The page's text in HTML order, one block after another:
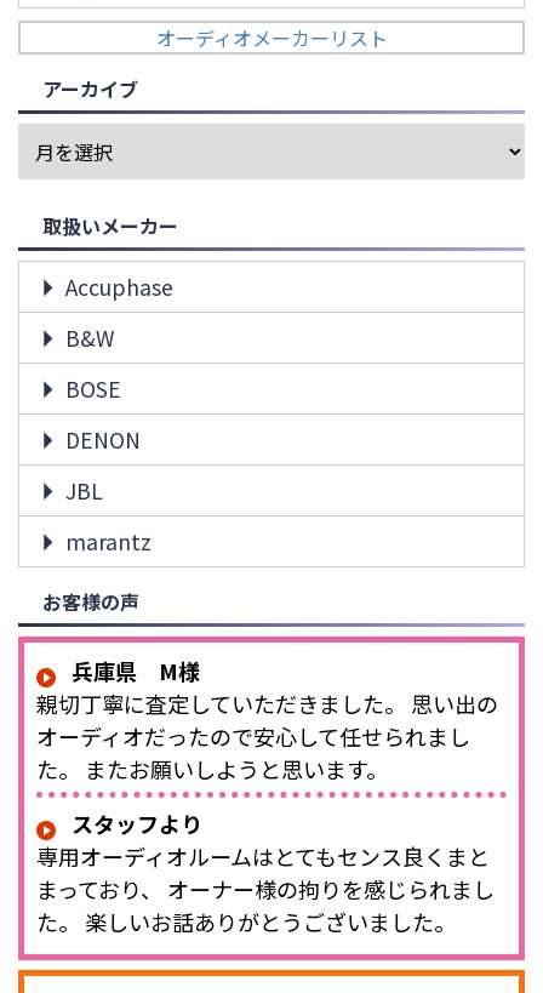
オーディオメーカーリスト
アーカイブ
取扱いメーカー
Accuphase
B&W
BOSE
DENON
JBL
marantz
お客様の声
兵庫県 M様
親切丁寧に査定していただきました。 思い出の
オーディオだったので安心して任せられまし
た。 またお願いしようと思います。
スタッフより
専用オーディオルームはとてもセンス良くまと
まっており、 オーナー様の拘りを感じられまし
た。 楽しいお話ありがとうございました。